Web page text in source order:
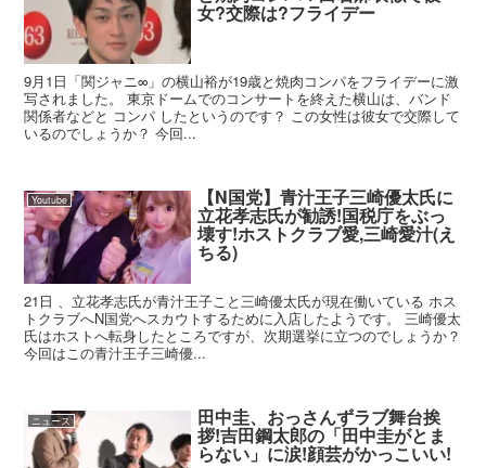
女?交際は?フライデー
9月1日「関ジャニ∞」の横山裕が19歳と焼肉コンパをフライデーに激
写されました。 東京ドームでのコンサートを終えた横山は、バンド
関係者などと コンパ したというのです？ この女性は彼女で交際して
いるのでしょうか？ 今回...
Youtube 【N国党】青汁王子三崎優太氏に
立花孝志氏が勧誘!国税庁をぶっ
壊す!ホストクラブ愛,三崎愛汁(え
ちる)
21日 、立花孝志氏が青汁王子こと三崎優太氏が現在働いている ホス
トクラブへN国党へスカウトするために入店したようです。 三崎優太
氏はホストへ転身したところですが、次期選挙に立つのでしょうか？
今回はこの青汁王子三崎優...
ニュース 田中圭、おっさんずラブ舞台挨
拶!吉田鋼太郎の「田中圭がとま
らない」に涙!顔芸がかっこいい!